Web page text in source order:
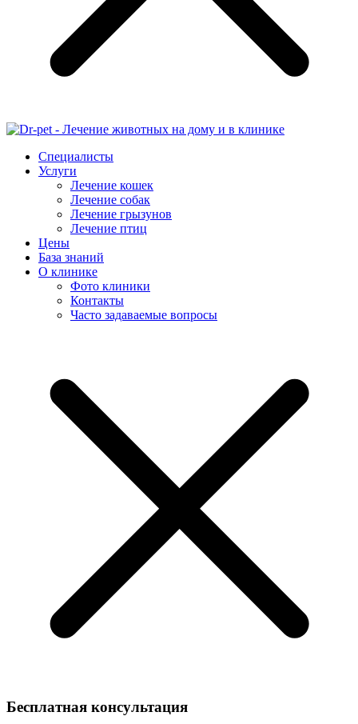
Специалисты
Услуги
Лечение кошек
Лечение собак
Лечение грызунов
Лечение птиц
Цены
База знаний
О клинике
Фото клиники
Контакты
Часто задаваемые вопросы
Бесплатная консультация